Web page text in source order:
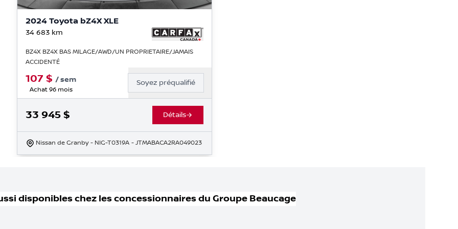
2024 Toyota bZ4X XLE
34 683 km
BZ4X BZ4X BAS MILAGE/AWD/UN PROPRIETAIRE/JAMAIS
ACCIDENTÉ
107 $ /sem
Achat 96 mois
Soyez préqualifié
33 945 $ Détails
Nissan de Granby - NIG-T0319A - JTMABACA2RA049023
disponibles chez les concessionnaires du Groupe Beaucage